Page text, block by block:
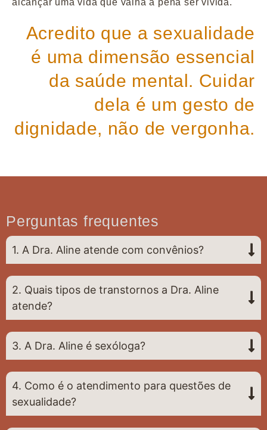
Acredito que a sexualidade
é uma dimensão essencial
da saúde mental. Cuidar
dela é um gesto de
dignidade, não de vergonha.
Perguntas frequentes
1. A Dra. Aline atende com convênios?
2. Quais tipos de transtornos a Dra. Aline
atende?
3. A Dra. Aline é sexóloga?
4. Como é o atendimento para questões de
sexualidade?